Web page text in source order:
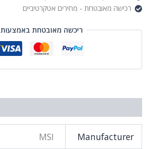
רכישה מאובטחת - מחירים אטקרטיביים
ריכשה מאובטחת באמצעות
Manufacturer
MSI